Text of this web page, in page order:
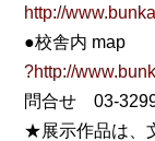
http://
●校舎内 map
?http://
問合せ 03-
★展示作品は、